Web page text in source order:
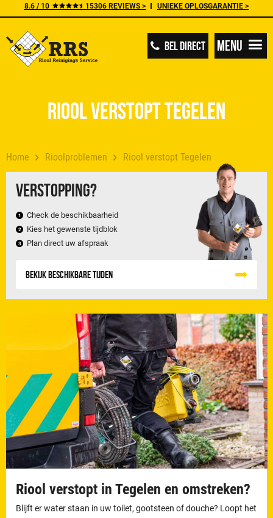
8.6 / 10 15306 REVIEWS > UNIEKE OPLOSGARANTIE >
BEL DIRECT Menu
Home Rioolproblemen Riool verstopt Tegelen
Verstopping?
Check de beschikbaarheid
Kies het gewenste tijdblok
Plan direct uw afspraak
Bekijk beschikbare tijden
Riool verstopt Tegelen
Riool verstopt in Tegelen en omstreken?
Blijft er water staan in uw toilet, gootsteen of douche? Loopt het